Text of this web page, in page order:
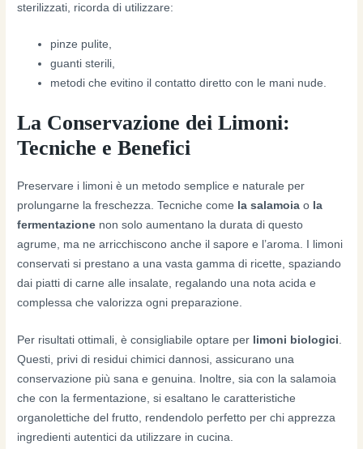
sterilizzati, ricorda di utilizzare:
pinze pulite,
guanti sterili,
metodi che evitino il contatto diretto con le mani nude.
La Conservazione dei Limoni:
Tecniche e Benefici
Preservare i limoni è un metodo semplice e naturale per
prolungarne la freschezza. Tecniche come la salamoia o la
fermentazione non solo aumentano la durata di questo
agrume, ma ne arricchiscono anche il sapore e l’aroma. I limoni
conservati si prestano a una vasta gamma di ricette, spaziando
dai piatti di carne alle insalate, regalando una nota acida e
complessa che valorizza ogni preparazione.
Per risultati ottimali, è consigliabile optare per limoni biologici
Questi, privi di residui chimici dannosi, assicurano una
conservazione più sana e genuina. Inoltre, sia con la salamoia
che con la fermentazione, si esaltano le caratteristiche
organolettiche del frutto, rendendolo perfetto per chi apprezza
ingredienti autentici da utilizzare in cucina.